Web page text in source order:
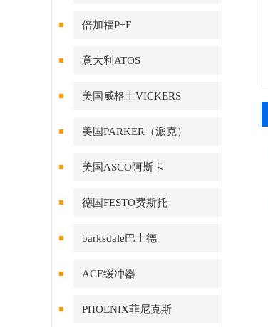
倍加福P+F
意大利ATOS
美国威格士VICKERS
美国PARKER（派克）
美国ASCO阿斯卡
德国FESTO费斯托
barksdale巴士德
ACE缓冲器
PHOENIX菲尼克斯